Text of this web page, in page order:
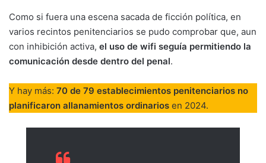
Como si fuera una escena sacada de ficción política, en
varios recintos penitenciarios se pudo comprobar que, aun
con inhibición activa, el uso de wifi seguía permitiendo la
comunicación desde dentro del penal.
Y hay más: 70 de 79 establecimientos penitenciarios no
planificaron allanamientos ordinarios en 2024.